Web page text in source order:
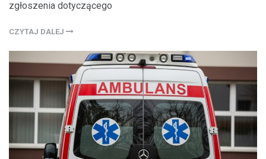
zgłoszenia dotyczącego
CZYTAJ DALEJ